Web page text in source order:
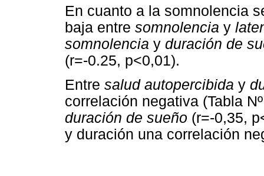
En cuanto a la somnolencia
baja entre somnolencia y
somnolencia y duración de
(r=-0.25, p<0,01).
Entre salud autopercibida y
correlación negativa (Tabla
duración de sueño (r=-0,35,
y duración una correlación